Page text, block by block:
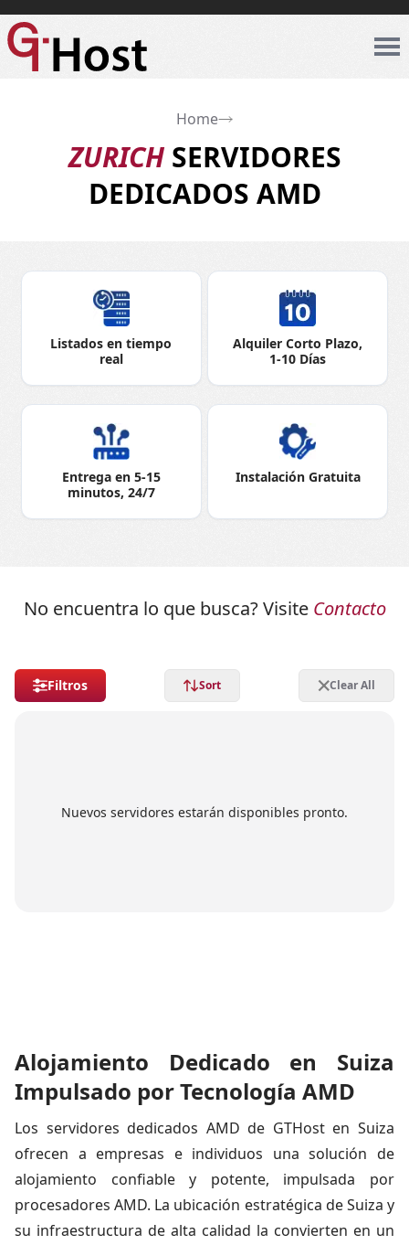
Home
ZURICHSERVIDORES
DEDICADOS AMD
Listados en tiempo
real
Alquiler Corto Plazo,
1-10 Días
Entrega en 5-15
minutos, 24/7
Instalación Gratuita
No encuentra lo que busca? Visite Contacto
Filtros Sort Clear All
Nuevos servidores estarán disponibles pronto.
Alojamiento Dedicado en Suiza
Impulsado por Tecnología AMD
Los servidores dedicados AMD de GTHost en Suiza
ofrecen a empresas e individuos una solución de
alojamiento confiable y potente, impulsada por
procesadores AMD. La ubicación estratégica de Suiza y
su infraestructura de alta calidad la convierten en un